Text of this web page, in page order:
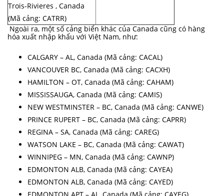
Trois-Rivieres , Canada
(Mã cảng: CATRR)
Ngoài ra, một số cảng biển khác của Canada cũng có hàng
hóa xuất nhập khẩu với Việt Nam, như:
CALGARY – AL, Canada (Mã cảng: CACAL)
VANCOUVER BC, Canada (Mã cảng: CACXH)
HAMILTON – OT, Canada (Mã cảng: CAHAM)
MISSISSAUGA, Canada (Mã cảng: CAMIS)
NEW WESTMINSTER – BC, Canada (Mã cảng: CANWE)
PRINCE RUPERT – BC, Canada (Mã cảng: CAPRR)
REGINA – SA, Canada (Mã cảng: CAREG)
WATSON LAKE – BC, Canada (Mã cảng: CAWAT)
WINNIPEG – MN, Canada (Mã cảng: CAWNP)
EDMONTON ALB, Canada (Mã cảng: CAYEA)
EDMONTON ALB, Canada (Mã cảng: CAYED)
EDMONTON APT – AL, Canada (Mã cảng: CAYEG)